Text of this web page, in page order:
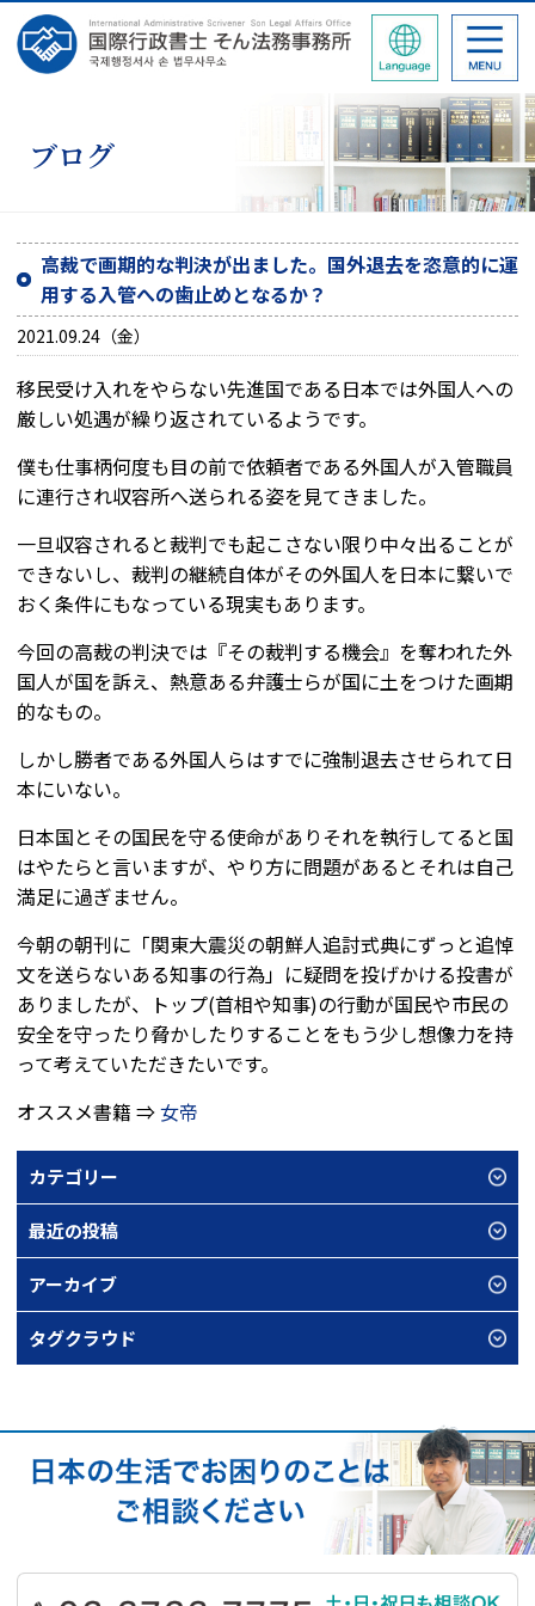
ブログ
高裁で画期的な判決が出ました。国外退去を恣意的に運
用する入管への歯止めとなるか？
2021.09.24（金）
移民受け入れをやらない先進国である日本では外国人への
厳しい処遇が繰り返されているようです。
僕も仕事柄何度も目の前で依頼者である外国人が入管職員
に連行され収容所へ送られる姿を見てきました。
一旦収容されると裁判でも起こさない限り中々出ることが
できないし、裁判の継続自体がその外国人を日本に繋いで
おく条件にもなっている現実もあります。
今回の高裁の判決では『その裁判する機会』を奪われた外
国人が国を訴え、熱意ある弁護士らが国に土をつけた画期
的なもの。
しかし勝者である外国人らはすでに強制退去させられて日
本にいない。
日本国とその国民を守る使命がありそれを執行してると国
はやたらと言いますが、やり方に問題があるとそれは自己
満足に過ぎません。
今朝の朝刊に「関東大震災の朝鮮人追討式典にずっと追悼
文を送らないある知事の行為」に疑問を投げかける投書が
ありましたが、トップ(首相や知事)の行動が国民や市民の
安全を守ったり脅かしたりすることをもう少し想像力を持
って考えていただきたいです。
オススメ書籍 ⇒女帝
カテゴリー
最近の投稿
アーカイブ
タグクラウド